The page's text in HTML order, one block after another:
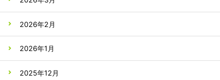
2026年2月
2026年1月
2025年12月